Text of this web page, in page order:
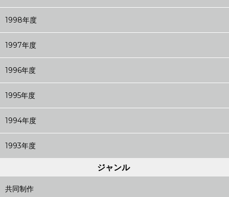
1998年度
1997年度
1996年度
1995年度
1994年度
1993年度
ジャンル
共同制作